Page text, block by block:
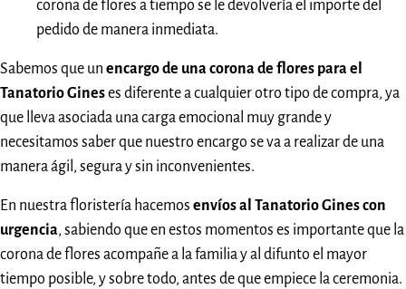
corona de flores a tiempo se le devolvería el importe del
pedido de manera inmediata.
Sabemos que un encargo de una corona de flores para el
Tanatorio Gineses diferente a cualquier otro tipo de compra, ya
que lleva asociada una carga emocional muy grande y
necesitamos saber que nuestro encargo se va a realizar de una
manera ágil, segura y sin inconvenientes.
En nuestra floristería hacemos envíos al Tanatorio Gines con
urgencia, sabiendo que en estos momentos es importante que la
corona de flores acompañe a la familia y al difunto el mayor
tiempo posible, y sobre todo, antes de que empiece la ceremonia.